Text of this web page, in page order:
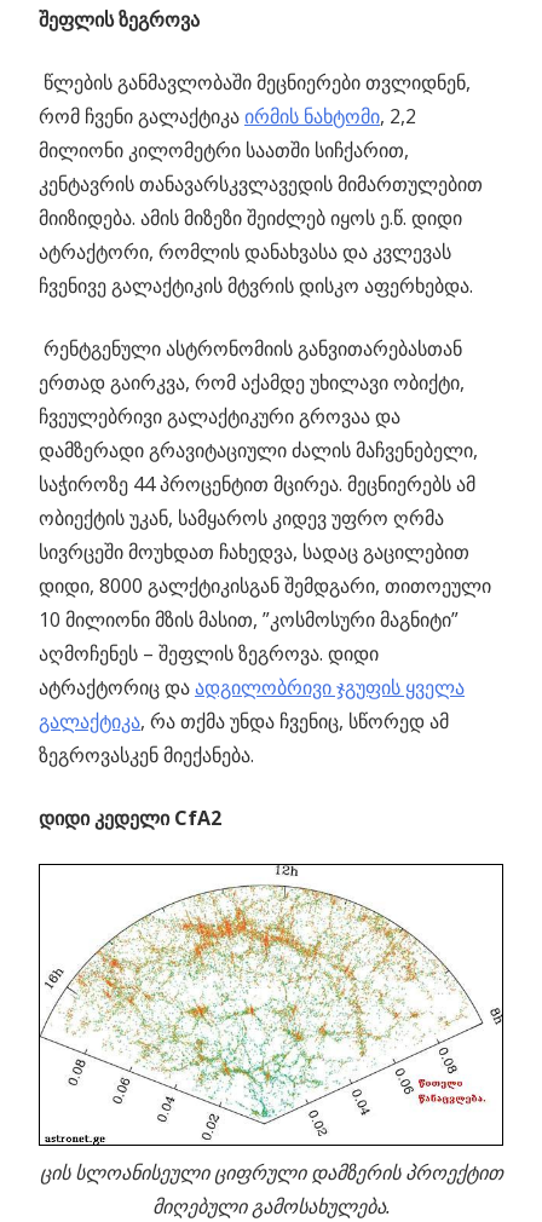
შეფლის ზეგროვა
წლების განმავლობაში მეცნიერები თვლიდნენ,
რომ ჩვენი გალაქტიკაირმის ნახტომი, 2,2
მილიონი კილომეტრი საათში სიჩქარით,
კენტავრის თანავარსკვლავედის მიმართულებით
მიიზიდება. ამის მიზეზი შეიძლებ იყოს ე.წ. დიდი
ატრაქტორი, რომლის დანახვასა და კვლევას
ჩვენივე გალაქტიკის მტვრის დისკო აფერხებდა.
რენტგენული ასტრონომიის განვითარებასთან
ერთად გაირკვა, რომ აქამდე უხილავი ობიქტი,
ჩვეულებრივი გალაქტიკური გროვაა და
დამზერადი გრავიტაციული ძალის მაჩვენებელი,
საჭიროზე 44 პროცენტით მცირეა. მეცნიერებს ამ
ობიექტის უკან, სამყაროს კიდევ უფრო ღრმა
სივრცეში მოუხდათ ჩახედვა, სადაც გაცილებით
დიდი, 8000 გალქტიკისგან შემდგარი, თითოეული
10 მილიონი მზის მასით, ”კოსმოსური მაგნიტი”
აღმოჩენეს – შეფლის ზეგროვა. დიდი
ატრაქტორიც დაადგილობრივი ჯგუფის ყველა
გალაქტიკა, რა თქმა უნდა ჩვენიც, სწორედ ამ
ზეგროვასკენ მიექანება.
დიდი კედელი CfA2
ცის სლოანისეული ციფრული დამზერის პროექტით
მიღებული გამოსახულება.